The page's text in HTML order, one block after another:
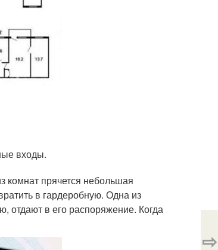
входы.
комнат прячется небольшая
в гардеробную. Одна из
отдают в его распоряжение. Когда
⇨